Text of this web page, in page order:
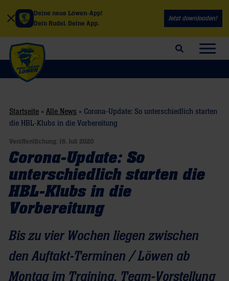
Deine neue Löwen-App!
Dein Rudel. Deine App.
Jetzt downloaden!
Suchfeld öffnen
Startseite » Alle News » Corona-Update: So unterschiedlich starten
die HBL-Klubs in die Vorbereitung
Veröffentlichung: 16. Juli 2020
Corona-Update: So
unterschiedlich starten die
HBL-Klubs in die
Vorbereitung
Bis zu vier Wochen liegen zwischen
den Auftakt-Terminen / Löwen ab
Montag im Training, Team-Vorstellung